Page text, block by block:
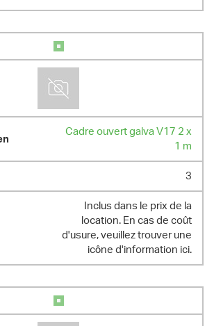
Cadre ouvert galva V17 2 x
1 m
3
Inclus dans le prix de la
location. En cas de coût
d'usure, veuillez trouver une
icône d'information ici.